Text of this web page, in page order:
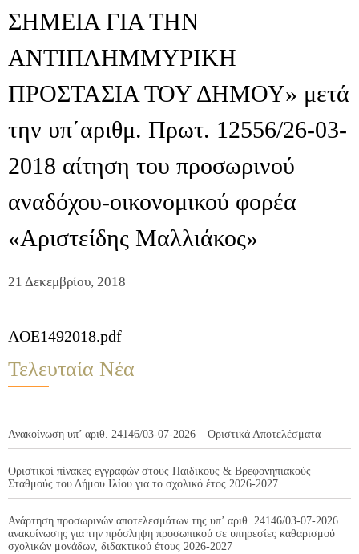
ΣΗΜΕΙΑ ΓΙΑ ΤΗΝ
ΑΝΤΙΠΛΗΜΜΥΡΙΚΗ
ΠΡΟΣΤΑΣΙΑ ΤΟΥ ΔΗΜΟΥ» μετά
την υπ΄αριθμ. Πρωτ. 12556/26-03-
2018 αίτηση του προσωρινού
αναδόχου-οικονομικού φορέα
«Αριστείδης Μαλλιάκος»
21 Δεκεμβρίου, 2018
AOE1492018.pdf
Τελευταία Νέα
Ανακοίνωση υπ’ αριθ. 24146/03-07-2026 – Οριστικά Αποτελέσματα
Οριστικοί πίνακες εγγραφών στους Παιδικούς & Βρεφονηπιακούς
Σταθμούς του Δήμου Ιλίου για το σχολικό έτος 2026-2027
Ανάρτηση προσωρινών αποτελεσμάτων της υπ’ αριθ. 24146/03-07-2026
ανακοίνωσης για την πρόσληψη προσωπικού σε υπηρεσίες καθαρισμού
σχολικών μονάδων, διδακτικού έτους 2026-2027